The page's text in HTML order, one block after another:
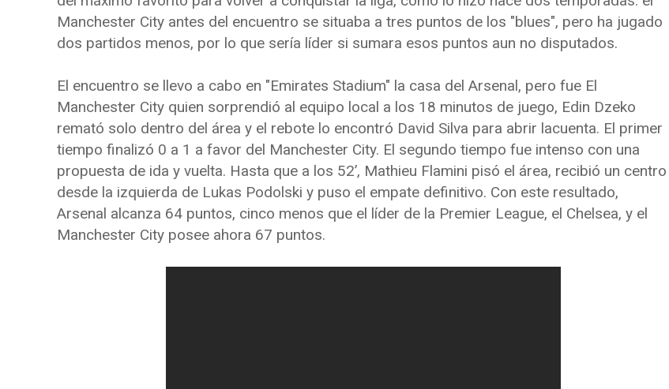
Manchester City antes del encuentro se situaba a tres puntos de los "blues", pero ha jugado
dos partidos menos, por lo que sería líder si sumara esos puntos aun no disputados.
El encuentro se llevo a cabo en "Emirates Stadium" la casa del Arsenal, pero fue El
Manchester City quien sorprendió al equipo local a los 18 minutos de juego, Edin Dzeko
remató solo dentro del área y el rebote lo encontró David Silva para abrir lacuenta. El primer
tiempo finalizó 0 a 1 a favor del Manchester City. El segundo tiempo fue intenso con una
propuesta de ida y vuelta. Hasta que a los 52’, Mathieu Flamini pisó el área, recibió un centro
desde la izquierda de Lukas Podolski y puso el empate definitivo. Con este resultado,
Arsenal alcanza 64 puntos, cinco menos que el líder de la Premier League, el Chelsea, y el
Manchester City posee ahora 67 puntos.